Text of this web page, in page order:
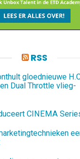
RSS
gloednieuwe
Dual Throttle vlieg-
CINEMA